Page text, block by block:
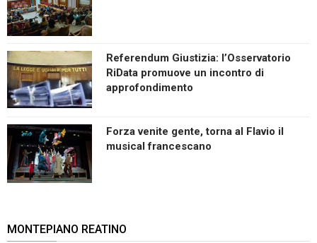
Referendum Giustizia: l’Osservatorio
RiData promuove un incontro di
approfondimento
Forza venite gente, torna al Flavio il
musical francescano
MONTEPIANO REATINO